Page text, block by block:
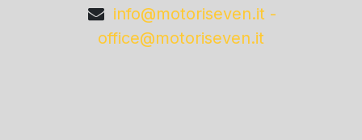
info@motoriseven.it -
office@motoriseven.it